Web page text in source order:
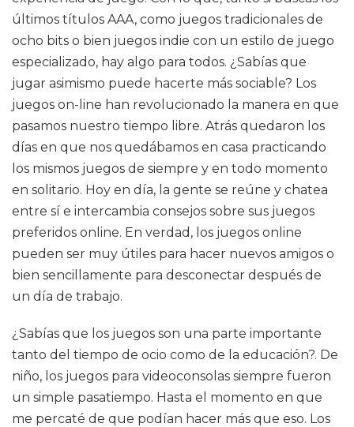
últimos títulos AAA, como juegos tradicionales de
ocho bits o bien juegos indie con un estilo de juego
especializado, hay algo para todos. ¿Sabías que
jugar asimismo puede hacerte más sociable? Los
juegos on-line han revolucionado la manera en que
pasamos nuestro tiempo libre. Atrás quedaron los
días en que nos quedábamos en casa practicando
los mismos juegos de siempre y en todo momento
en solitario. Hoy en día, la gente se reúne y chatea
entre sí e intercambia consejos sobre sus juegos
preferidos online. En verdad, los juegos online
pueden ser muy útiles para hacer nuevos amigos o
bien sencillamente para desconectar después de
un día de trabajo.
¿Sabías que los juegos son una parte importante
tanto del tiempo de ocio como de la educación?. De
niño, los juegos para videoconsolas siempre fueron
un simple pasatiempo. Hasta el momento en que
me percaté de que podían hacer más que eso. Los